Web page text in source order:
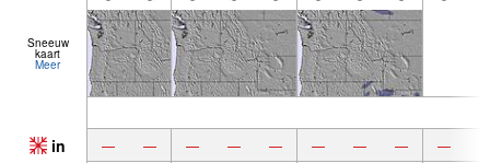
Sneeuw
kaart
Meer
in — — — — — — — — —